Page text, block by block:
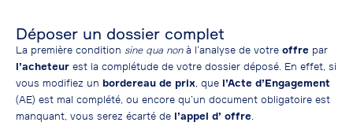
Déposer un dossier complet
La première condition sine qua nonà l’analyse de votre offre par
l’acheteur est la complétude de votre dossier déposé. En effet, si
vous modifiez un bordereau de prix, que l’Acte d’Engagement
(AE) est mal complété, ou encore qu’un document obligatoire est
manquant, vous serez écarté de l’appel d’ offre.